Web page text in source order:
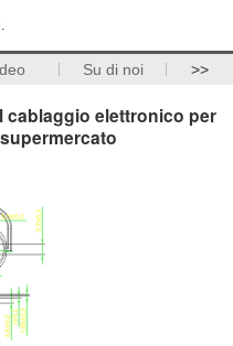
Su di noi >>
cablaggio elettronico per